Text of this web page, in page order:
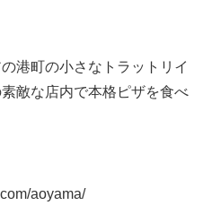
港町の小さなトラットリイ
敵な店内で本格ピザを食べ
aoyama/